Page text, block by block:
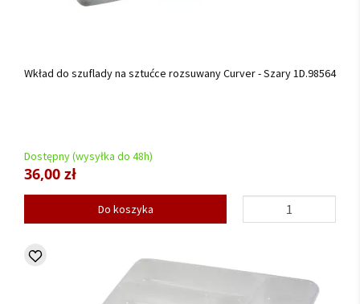
Wkład do szuflady na sztućce rozsuwany Curver - Szary 1D.98564
Dostępny (wysyłka do 48h)
36,00 zł
Do koszyka